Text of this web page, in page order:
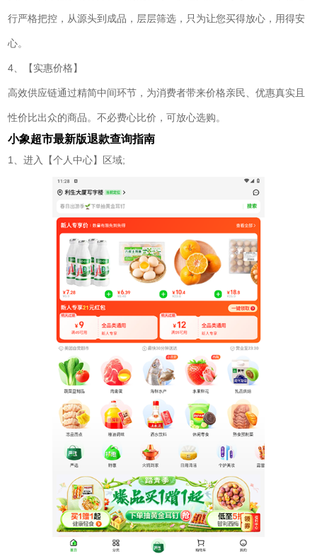
行严格把控，从源头到成品，层层筛选，只为让您买得放心，用得安
心。
4、【实惠价格】
高效供应链通过精简中间环节，为消费者带来价格亲民、优惠真实且
性价比出众的商品。不必费心比价，可放心选购。
小象超市最新版退款查询指南
1、进入【个人中心】区域;